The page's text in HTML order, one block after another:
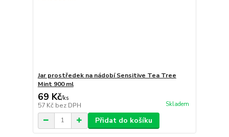
Jar prostředek na nádobí Sensitive Tea Tree
Mint 900 ml
69 Kč/ks
57 Kč bez DPH Skladem
Přidat do košíku